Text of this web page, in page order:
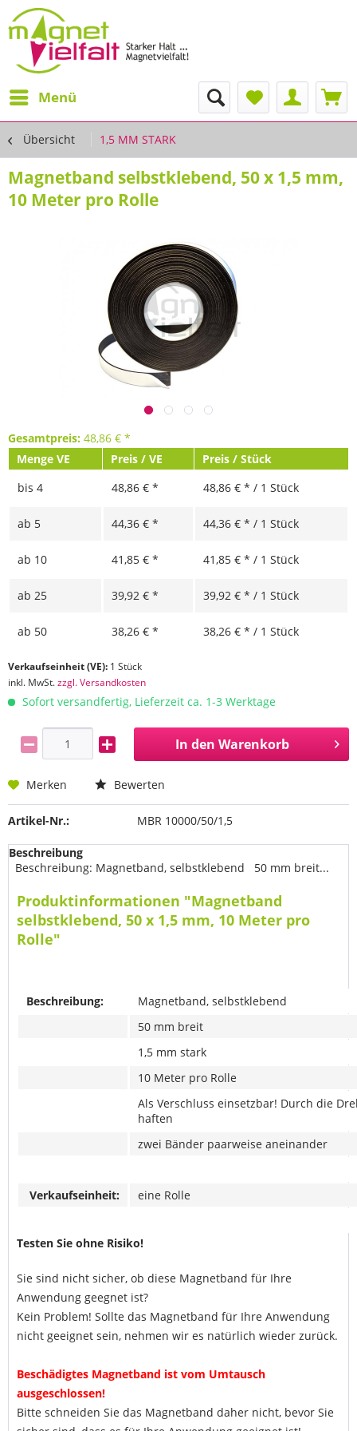
Menü
Übersicht 1,5 MM STARK
Magnetband selbstklebend, 50 x 1,5 mm,
10 Meter pro Rolle
Gesamtpreis: 48,86 € *
Menge VE
Preis / VE
Preis / Stück
bis 4 48,86 € * 48,86 € * / 1 Stück
ab 5 44,36 € * 44,36 € * / 1 Stück
ab 10 41,85 € * 41,85 € * / 1 Stück
ab 25 39,92 € * 39,92 € * / 1 Stück
ab 50 38,26 € * 38,26 € * / 1 Stück
Verkaufseinheit (VE): 1 Stück
inkl. MwSt.zzgl. Versandkosten
Sofort versandfertig, Lieferzeit ca. 1-3 Werktage
In den Warenkorb
Merken Bewerten
Artikel-Nr.: MBR 10000/50/1,5
Beschreibung
Beschreibung: Magnetband, selbstklebend 50 mm breit...
Produktinformationen "Magnetband
selbstklebend, 50 x 1,5 mm, 10 Meter pro
Rolle"
Beschreibung:
Magnetband, selbstklebend
50 mm breit
1,5 mm stark
10 Meter pro Rolle
Als Verschluss einsetzbar! Durch die
haften
zwei Bänder paarweise aneinander
Verkaufseinheit: eine Rolle
Testen Sie ohne Risiko!
Sie sind nicht sicher, ob diese Magnetband für Ihre
Anwendung geegnet ist?
Kein Problem! Sollte das Magnetband für Ihre Anwendung
nicht geeignet sein, nehmen wir es natürlich wieder zurück.
Beschädigtes Magnetband ist vom Umtausch
ausgeschlossen!
Bitte schneiden Sie das Magnetband daher nicht, bevor Sie